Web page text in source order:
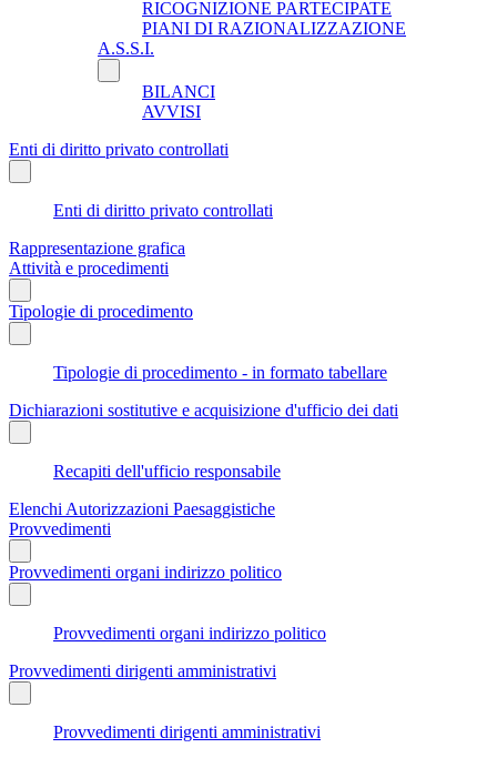
RICOGNIZIONE PARTECIPATE
PIANI DI RAZIONALIZZAZIONE
A.S.S.I.
BILANCI
AVVISI
Enti di diritto privato controllati
Enti di diritto privato controllati
Rappresentazione grafica
Attività e procedimenti
Tipologie di procedimento
Tipologie di procedimento - in formato tabellare
Dichiarazioni sostitutive e acquisizione d'ufficio dei dati
Recapiti dell'ufficio responsabile
Elenchi Autorizzazioni Paesaggistiche
Provvedimenti
Provvedimenti organi indirizzo politico
Provvedimenti organi indirizzo politico
Provvedimenti dirigenti amministrativi
Provvedimenti dirigenti amministrativi